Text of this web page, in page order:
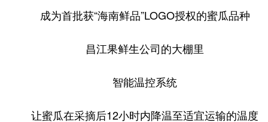
成为首批获“海南鲜品”LOGO授权的蜜瓜品种
昌江果鲜生公司的大棚里
智能温控系统
让蜜瓜在采摘后12小时内降温至适宜运输的温度